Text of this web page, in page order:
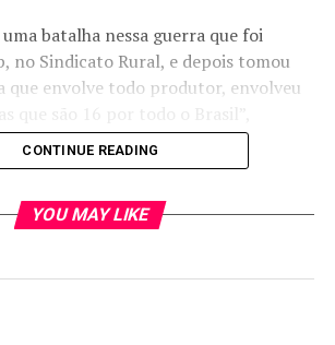
batalha nessa guerra que foi
no Sindicato Rural, e depois tomou
que envolve todo produtor, envolveu
contou com o engajamento de
Assembleia Legislativa,
CONTINUE READING
YOU MAY LIKE